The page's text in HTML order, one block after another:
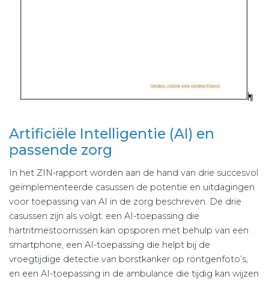
Artificiële Intelligentie (AI) en
passende zorg
In het ZIN-rapport worden aan de hand van drie succesvol
geïmplementeerde casussen de potentie en uitdagingen
voor toepassing van AI in de zorg beschreven. De drie
casussen zijn als volgt: een AI-toepassing die
hartritmestoornissen kan opsporen met behulp van een
smartphone, een AI-toepassing die helpt bij de
vroegtijdige detectie van borstkanker op röntgenfoto’s,
en een AI-toepassing in de ambulance die tijdig kan wijzen